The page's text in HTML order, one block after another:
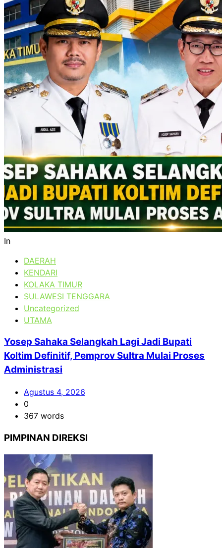
In
DAERAH
KENDARI
KOLAKA TIMUR
SULAWESI TENGGARA
Uncategorized
UTAMA
Yosep Sahaka Selangkah Lagi Jadi Bupati
Koltim Definitif, Pemprov Sultra Mulai Proses
Administrasi
Agustus 4, 2026
0
367 words
PIMPINAN DIREKSI